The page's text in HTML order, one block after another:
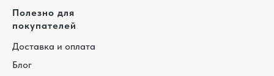
Полезно для
покупателей
Доставка и оплата
Блог